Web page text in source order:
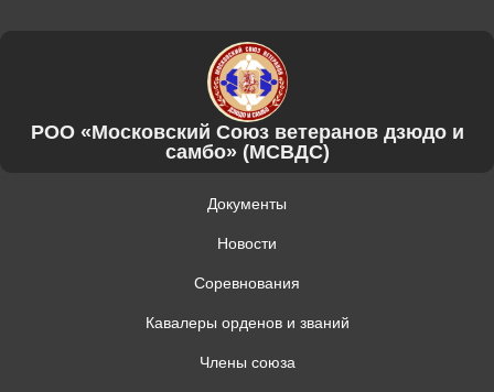
РОО «Московский Союз ветеранов дзюдо и
самбо» (МСВДС)
Документы
Новости
Соревнования
Кавалеры орденов и званий
Члены союза